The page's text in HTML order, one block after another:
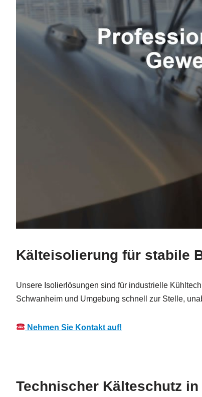
Kälteisolierung für stabile
Unsere Isolierlösungen sind für industrielle
Schwanheim und Umgebung schnell zur Stelle,
Nehmen Sie Kontakt auf!
Technischer Kälteschutz